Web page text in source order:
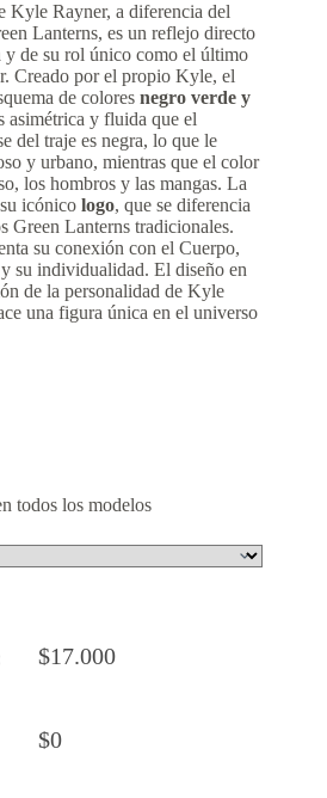
Kyle Rayner, a diferencia del
Lanterns, es un reflejo directo
y de su rol único como el último
Creado por el propio Kyle, el
de colores negro verde y
asimétrica y fluida que el
del traje es negra, lo que le
y urbano, mientras que el color
los hombros y las mangas. La
icónico logo, que se diferencia
Green Lanterns tradicionales.
su conexión con el Cuerpo,
su individualidad. El diseño en
de la personalidad de Kyle
una figura única en el universo
todos los modelos
$17.000
$0